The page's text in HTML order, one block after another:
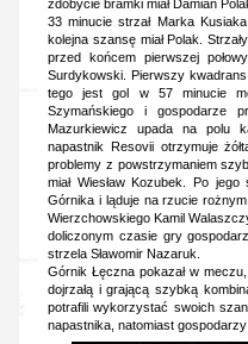
zdobycie bramki miał Damian
33 minucie strzał Marka
kolejna szansę miał Polak.
przed końcem pierwszej
Surdykowski. Pierwszy
tego jest gol w 57 minucie
Szymańskiego i gospodarze
Mazurkiewicz upada na polu
napastnik Resovii otrzymuje
problemy z powstrzymaniem
miał Wiesław Kozubek. Po
Górnika i ląduje na rzucie
Wierzchowskiego Kamil
doliczonym czasie gry
strzela Sławomir Nazaruk.
Górnik Łęczna pokazał w
dojrzałą i grającą szybką
potrafili wykorzystać swoich
napastnika, natomiast